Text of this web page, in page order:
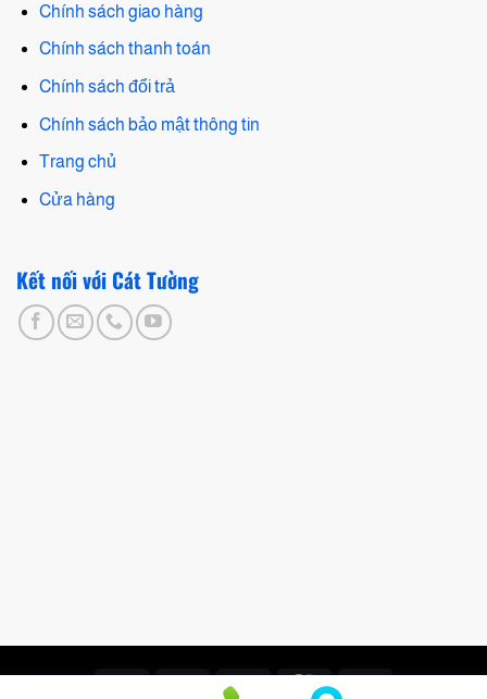
Chính sách giao hàng
Chính sách thanh toán
Chính sách đổi trả
Chính sách bảo mật thông tin
Trang chủ
Cửa hàng
Kết nối với Cát Tường